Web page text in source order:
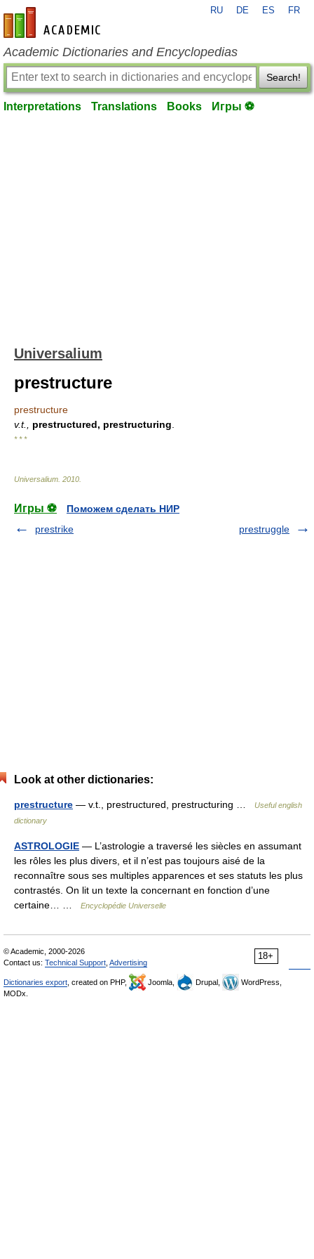
en-academic.com
RU DE ES FR
Academic Dictionaries and Encyclopedias
Search!
Interpretations Translations Books Игры ⚽
Universalium
prestructure
prestructure
v.t.,
prestructured, prestructuring
* * *
Universalium 2010
Игры ⚽
Поможем сделать НИР
prestrike
prestruggle
Look at other dictionaries:
prestructure — v.t., prestructured, prestructuring …
Useful english
dictionary
ASTROLOGIE — L’astrologie a traversé les siècles en assumant
les rôles les plus divers, et il n’est pas toujours aisé de la
reconnaître sous ses multiples apparences et ses statuts les plus
contrastés. On lit un texte la concernant en fonction d’une
certaine… …
Encyclopédie Universelle
18+
© Academic, 2000-2026
Contact us: Technical Support Advertising
Dictionaries export , created on PHP, Joomla, Drupal,
WordPress,
MODx.